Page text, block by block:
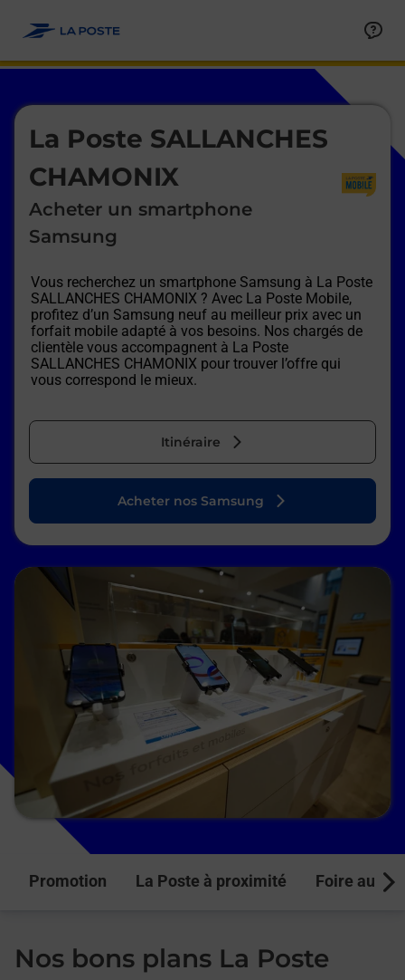
La Poste SALLANCHES
CHAMONIX
Acheter un smartphone
Samsung
Vous recherchez un smartphone Samsung à La Poste
SALLANCHES CHAMONIX ? Avec La Poste Mobile,
profitez d’un Samsung neuf au meilleur prix avec un
forfait mobile adapté à vos besoins. Nos chargés de
clientèle vous accompagnent à La Poste
SALLANCHES CHAMONIX pour trouver l’offre qui
vous correspond le mieux.
Itinéraire
Le lien s'ouvre dans un nouvel onglet
Acheter nos Samsung
Promotion La Poste à proximité Foire aux
Nos bons plans La Poste